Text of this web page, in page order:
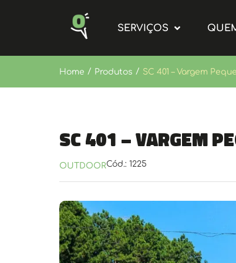
SERVIÇOS
Home / Produtos / SC 401 – Vargem
SC 401 – Vargem
OUTDOORCód.: 1225